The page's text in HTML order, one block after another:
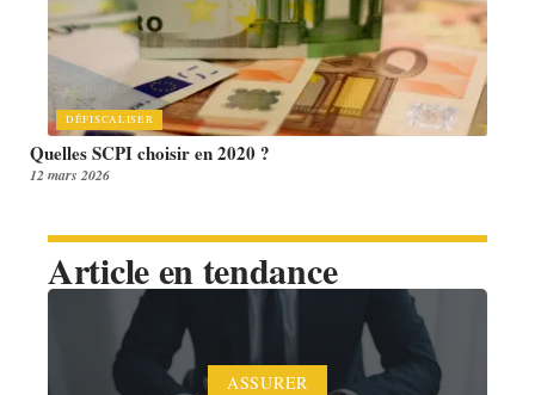
DÉFISCALISER
Quelles SCPI choisir en 2020 ?
12 mars 2026
Article en tendance
ASSURER